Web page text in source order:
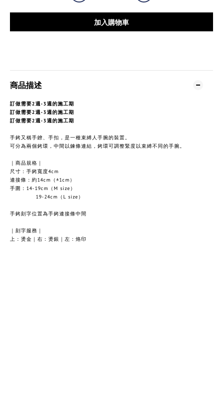
加入購物車
商品描述
訂做需要2週-3週的施工期
訂做需要2週-3週的施工期
訂做需要2週-3週的施工期
手銬又稱手鐐、手扣，是一種束縛人手腕的裝置。
可分為兩個銬環，中間以鍊條連結，銬環可調整緊度以束縛不同的手腕。
｜ 商品規格｜
尺寸：手銬寬度4cm
連接條：約14cm（±1cm）
手圍：14-19cm（M size）
19-24cm（L size）
手銬刻字位置為手銬連接條中間
｜刻字服務｜
上：燙金｜右：燙銀｜左：烙印